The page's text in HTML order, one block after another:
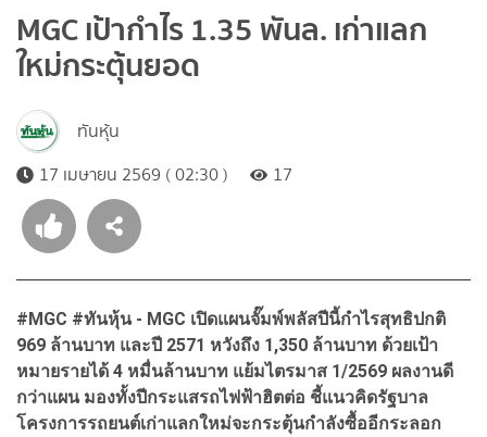
MGC เป้ากำไร 1.35 พันล. เก่าแลก
ใหม่กระตุ้นยอด
ทันหุ้น
17 เมษายน 2569 ( 02:30 )
17
#MGC #ทันหุ้น - MGC เปิดแผนจั๊มพ์พลัสปีนี้กำไรสุทธิปกติ
969 ล้านบาท และปี 2571 หวังถึง 1,350 ล้านบาท ด้วยเป้า
หมายรายได้ 4 หมื่นล้านบาท แย้มไตรมาส 1/2569 ผลงานดี
กว่าแผน มองทั้งปีกระแสรถไฟฟ้าฮิตต่อ ชี้แนวคิดรัฐบาล
โครงการรถยนต์เก่าแลกใหม่จะกระตุ้นกำลังซื้ออีกระลอก